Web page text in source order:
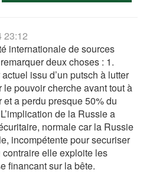
23:12
internationale de sources
deux choses : 1.
issu d’un putsch à lutter
le pouvoir cherche avant tout à
a perdu presque 50% du
de la Russie a
normale car la Russie
incompétente pour securiser
elle exploite les
financant sur la bête.